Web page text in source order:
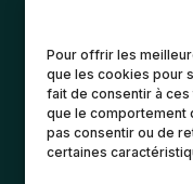
Pour offrir les
que les cookies pour
fait de consentir à
que le comportement
pas consentir ou de
certaines